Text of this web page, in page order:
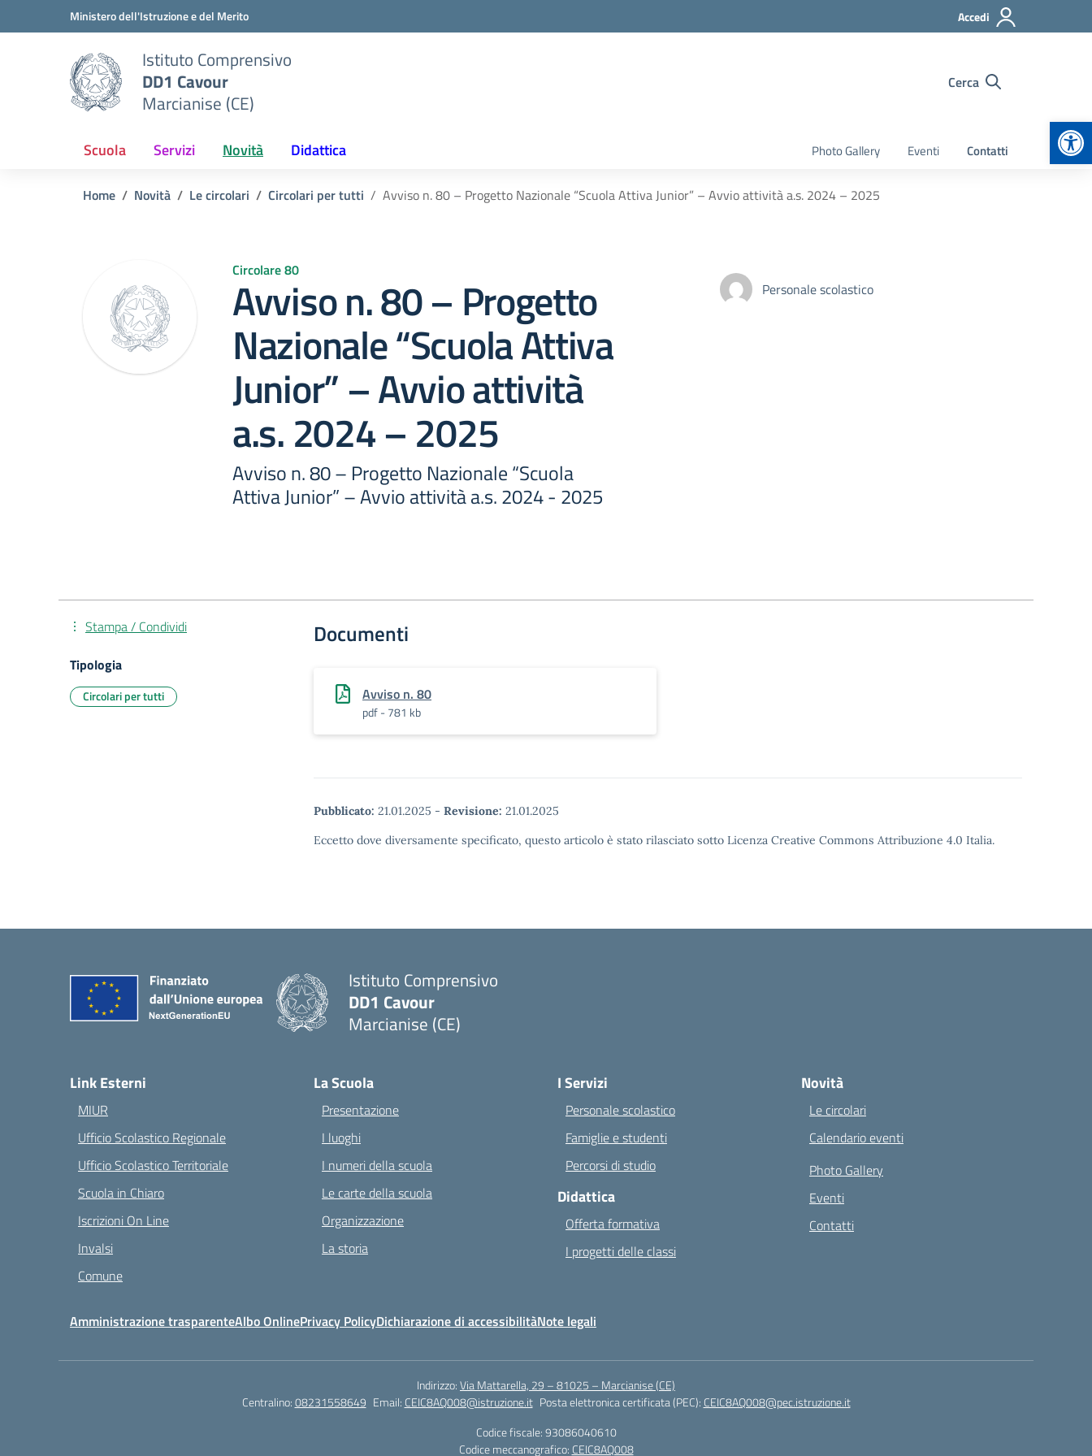
Vai ai contenuti
Vai al menu di navigazioneMinistero dell'Istruzione e del Merito Accedi
Istituto Comprensivo
DD1 Cavour
Marcianise (CE)
Cerca
Scuola Servizi Novità Didattica Photo Gallery Eventi Contatti
Home Novità Le circolari Circolari per tutti Avviso n. 80 – Progetto Nazionale “Scuola Attiva Junior” – Avvio attività a.s. 2024 – 2025
Circolare 80
Avviso n. 80 – Progetto
Nazionale “Scuola Attiva
Junior” – Avvio attività
a.s. 2024 – 2025
Avviso n. 80 – Progetto Nazionale “Scuola
Attiva Junior” – Avvio attività a.s. 2024 - 2025
Personale scolastico
Documenti
Avviso n. 80
pdf - 781 kb
Pubblicato: 21.01.2025 - Revisione: 21.01.2025
Eccetto dove diversamente specificato, questo articolo è stato rilasciato sotto Licenza Creative Commons Attribuzione 4.0 Italia.
Stampa / Condividi
Tipologia
Circolari per tutti
Istituto Comprensivo
DD1 Cavour
Marcianise (CE)
Link Esterni
MIUR
Ufficio Scolastico Regionale
Ufficio Scolastico Territoriale
Scuola in Chiaro
Iscrizioni On Line
Invalsi
Comune
La Scuola
Presentazione
I luoghi
I numeri della scuola
Le carte della scuola
Organizzazione
La storia
I Servizi
Personale scolastico
Famiglie e studenti
Percorsi di studio
Didattica
Offerta formativa
I progetti delle classi
Novità
Le circolari
Calendario eventi
Photo Gallery
Eventi
Contatti
Amministrazione trasparenteAlbo OnlinePrivacy PolicyDichiarazione di accessibilitàNote legali
Indirizzo:Via Mattarella, 29 – 81025 – Marcianise (CE)
Centralino:08231558649 Email: CEIC8AQ008@istruzione.it Posta elettronica certificata (PEC): CEIC8AQ008@pec.istruzione.it
Codice fiscale: 93086040610
Codice meccanografico: CEIC8AQ008